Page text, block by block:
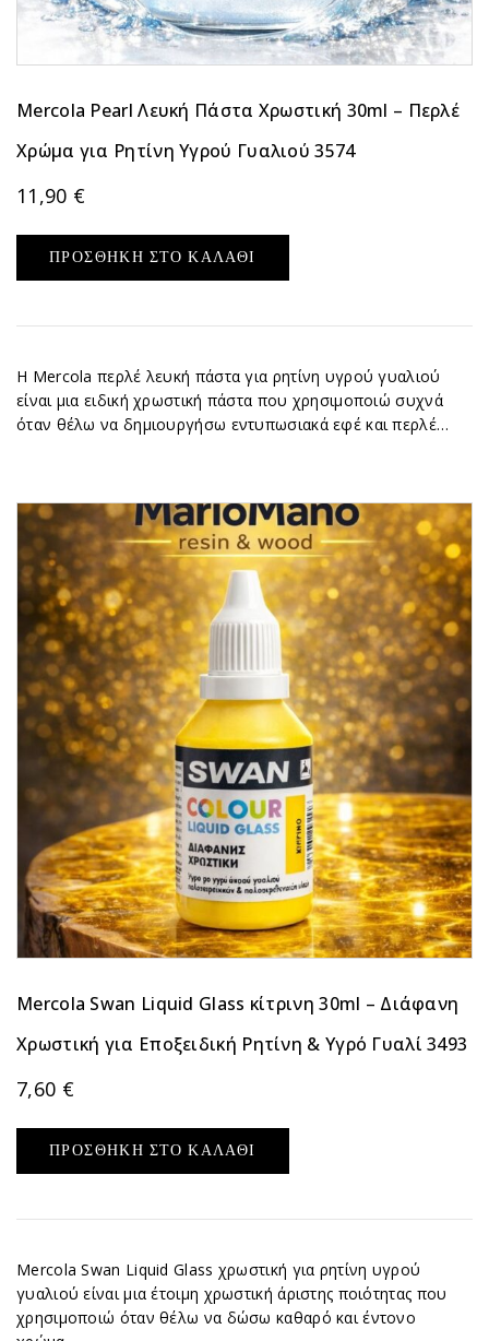
Mercola Pearl Λευκή Πάστα Χρωστική 30ml – Περλέ
Χρώμα για Ρητίνη Υγρού Γυαλιού 3574
11,90 €
ΠΡΟΣΘΉΚΗ ΣΤΟ ΚΑΛΆΘΙ
Η Mercola περλέ λευκή πάστα για ρητίνη υγρού γυαλιού
είναι μια ειδική χρωστική πάστα που χρησιμοποιώ συχνά
όταν θέλω να δημιουργήσω εντυπωσιακά εφέ και περλέ…
Mercola Swan Liquid Glass κίτρινη 30ml – Διάφανη
Χρωστική για Εποξειδική Ρητίνη & Υγρό Γυαλί 3493
7,60 €
ΠΡΟΣΘΉΚΗ ΣΤΟ ΚΑΛΆΘΙ
Mercola Swan Liquid Glass χρωστική για ρητίνη υγρού
γυαλιού είναι μια έτοιμη χρωστική άριστης ποιότητας που
χρησιμοποιώ όταν θέλω να δώσω καθαρό και έντονο